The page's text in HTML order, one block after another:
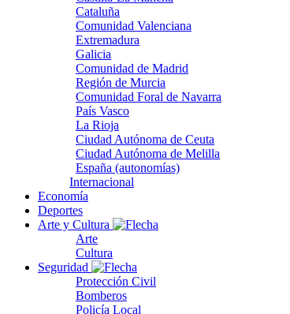
Cataluña
Comunidad Valenciana
Extremadura
Galicia
Comunidad de Madrid
Región de Murcia
Comunidad Foral de Navarra
País Vasco
La Rioja
Ciudad Autónoma de Ceuta
Ciudad Autónoma de Melilla
España (autonomías)
Internacional
Economía
Deportes
Arte y Cultura
Arte
Cultura
Seguridad
Protección Civil
Bomberos
Policía Local